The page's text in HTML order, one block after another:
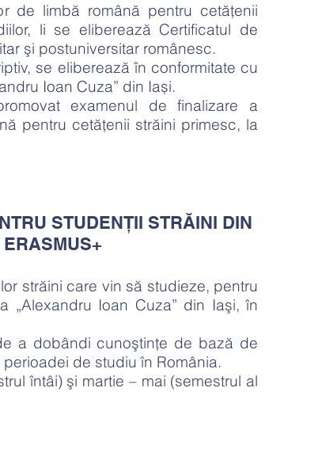
de limbă română pentru cetăţenii
li se eliberează Certificatul de
şi postuniversitar românesc.
se eliberează în conformitate cu
Ioan Cuza” din Iași.
examenul de finalizare a
pentru cetăţenii străini primesc, la
STUDENŢII STRĂINI DIN
străini care vin să studieze, pentru
„Alexandru Ioan Cuza” din Iaşi, în
a dobândi cunoştinţe de bază de
de studiu în România.
întâi) şi martie – mai (semestrul al